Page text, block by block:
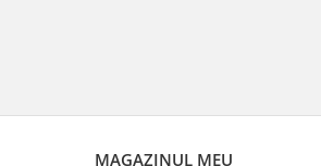
MAGAZINUL MEU